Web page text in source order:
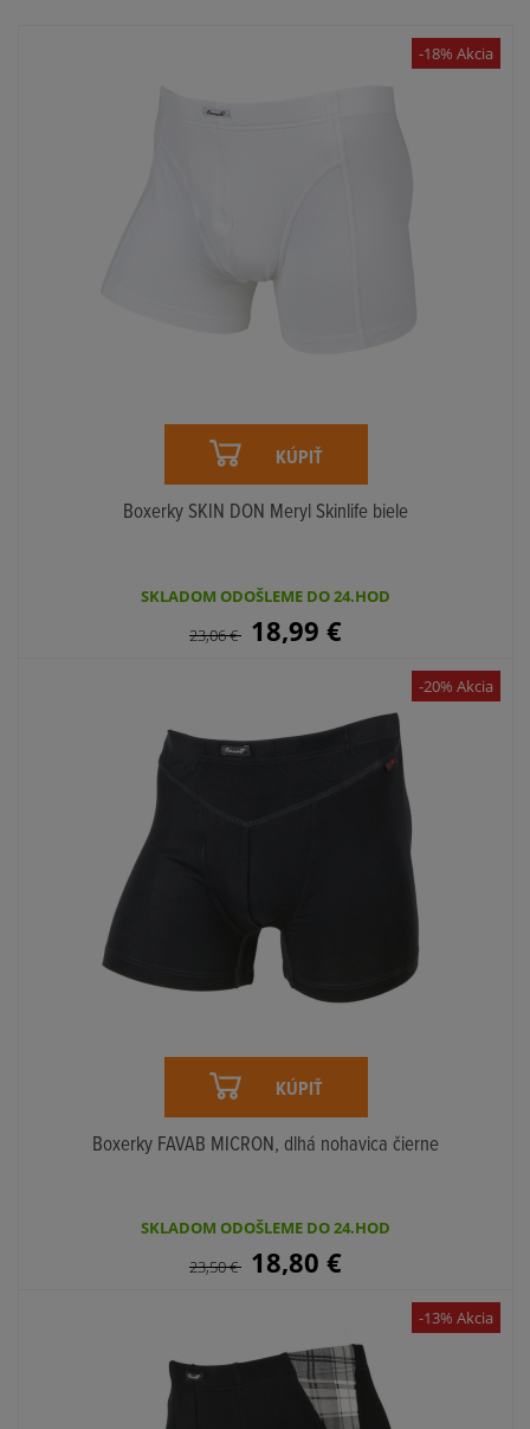
KÚPIŤ
Boxerky SKIN DON Meryl Skinlife biele
SKLADOM ODOŠLEME DO 24.HOD
23,06€ 18,99 €
-18% Akcia
KÚPIŤ
Boxerky FAVAB MICRON, dlhá nohavica čierne
SKLADOM ODOŠLEME DO 24.HOD
23,50€ 18,80 €
-20% Akcia
-13% Akcia